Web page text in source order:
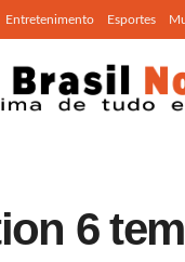
Entretenimento Esportes
6